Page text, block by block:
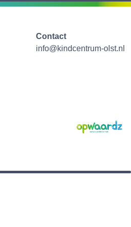
Contact
info@kindcentrum-olst.nl